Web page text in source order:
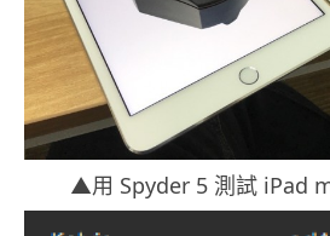
▲用 Spyder 5 測試 iPad